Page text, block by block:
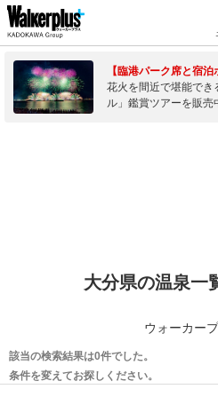
【臨港パーク席と宿泊
花火を間近で堪能でき
ル」鑑賞ツアーを販売
大分県の温泉一
ウォーカー
該当の検索結果は0件でした。
条件を変えてお探しください。